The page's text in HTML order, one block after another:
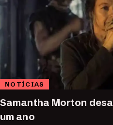
NOTÍCIAS
Samantha Morton
um ano